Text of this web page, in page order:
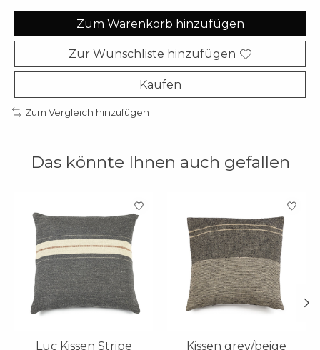
Zum Warenkorb hinzufügen
Zur Wunschliste hinzufügen
Kaufen
Zum Vergleich hinzufügen
Das könnte Ihnen auch gefallen
Produkt-Karussell-Artikel
Luc Kissen Stripe
Kissen grey/beige